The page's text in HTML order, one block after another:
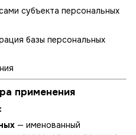
субъекта персональных
базы персональных
применения
— именованный